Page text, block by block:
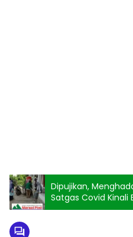
Dipujikan,
Satgas Covid Kinali